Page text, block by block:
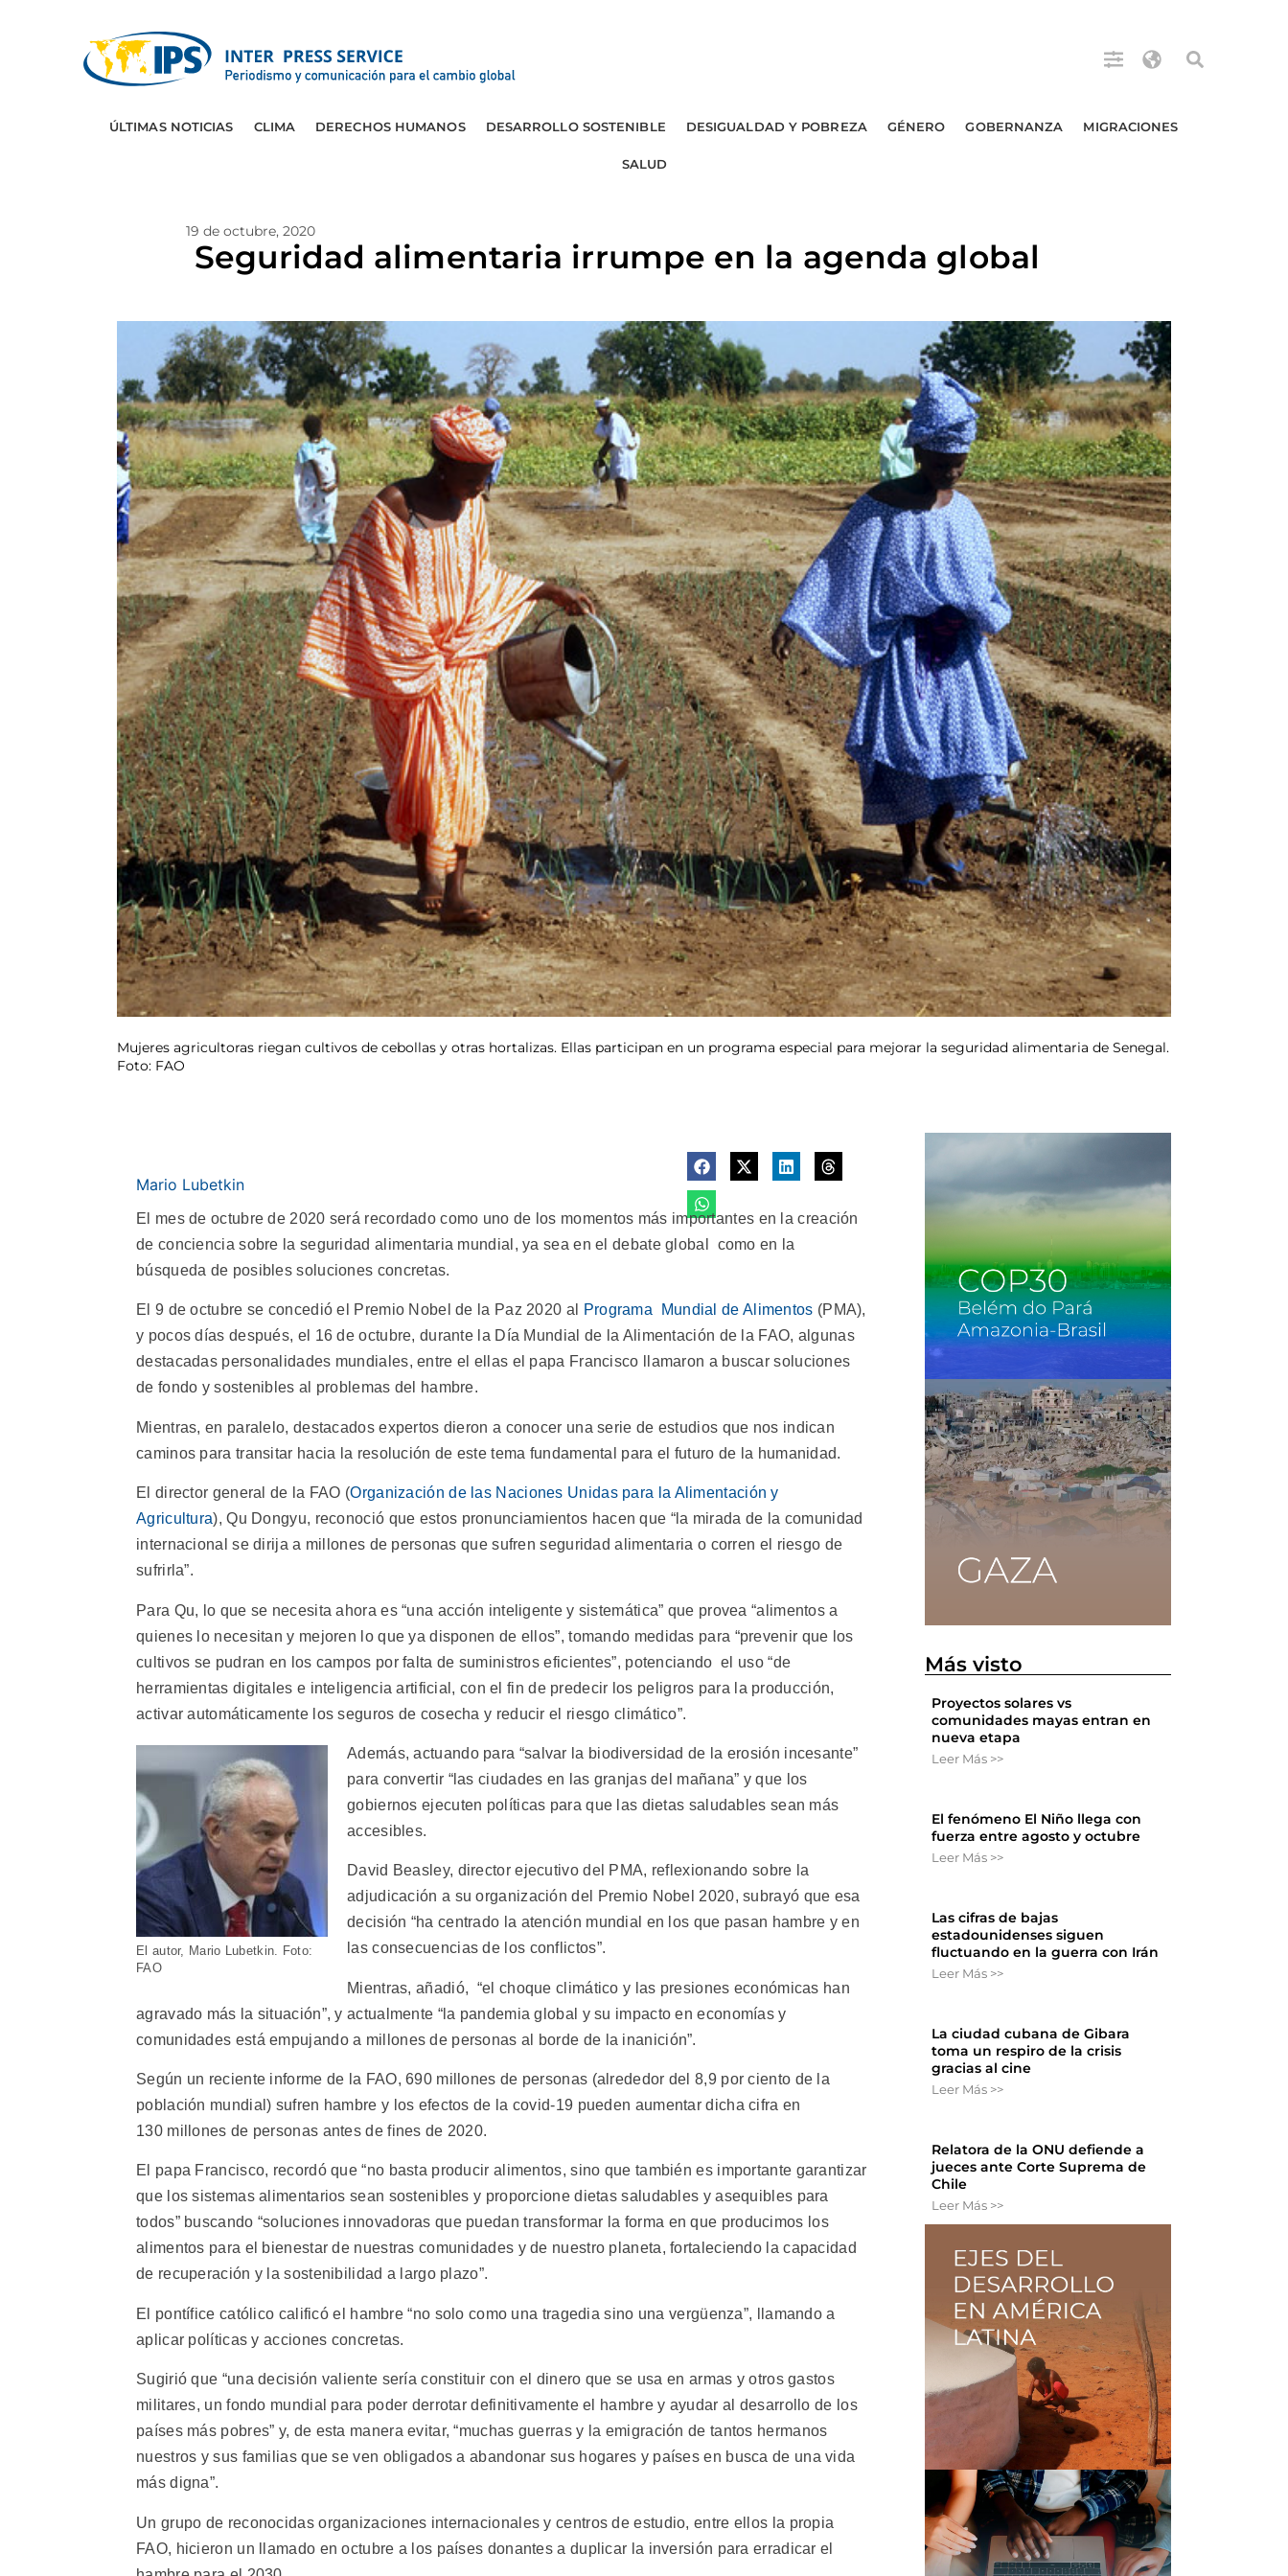
ÚLTIMAS NOTICIAS CLIMA DERECHOS HUMANOS DESARROLLO SOSTENIBLE DESIGUALDAD Y POBREZA GÉNERO GOBERNANZA MIGRACIONES
SALUD
19 de octubre, 2020
Seguridad alimentaria irrumpe en la agenda global
Mujeres agricultoras riegan cultivos de cebollas y otras hortalizas. Ellas participan en un programa especial para mejorar la seguridad alimentaria de Senegal.
Foto: FAO
Mario Lubetkin
El mes de octubre de 2020 será recordado como uno de los momentos más importantes en la creación
de conciencia sobre la seguridad alimentaria mundial, ya sea en el debate global como en la
búsqueda de posibles soluciones concretas.
El 9 de octubre se concedió el Premio Nobel de la Paz 2020 al Programa Mundial de Alimentos (PMA),
y pocos días después, el 16 de octubre, durante la Día Mundial de la Alimentación de la FAO, algunas
destacadas personalidades mundiales, entre el ellas el papa Francisco llamaron a buscar soluciones
de fondo y sostenibles al problemas del hambre.
Mientras, en paralelo, destacados expertos dieron a conocer una serie de estudios que nos indican
caminos para transitar hacia la resolución de este tema fundamental para el futuro de la humanidad.
El director general de la FAO (Organización de las Naciones Unidas para la Alimentación y
Agricultura), Qu Dongyu, reconoció que estos pronunciamientos hacen que “la mirada de la comunidad
internacional se dirija a millones de personas que sufren seguridad alimentaria o corren el riesgo de
sufrirla”.
Para Qu, lo que se necesita ahora es “una acción inteligente y sistemática” que provea “alimentos a
quienes lo necesitan y mejoren lo que ya disponen de ellos”, tomando medidas para “prevenir que los
cultivos se pudran en los campos por falta de suministros eficientes”, potenciando el uso “de
herramientas digitales e inteligencia artificial, con el fin de predecir los peligros para la producción,
activar automáticamente los seguros de cosecha y reducir el riesgo climático”.
El autor, Mario Lubetkin. Foto:
FAO
Además, actuando para “salvar la biodiversidad de la erosión incesante”
para convertir “las ciudades en las granjas del mañana” y que los
gobiernos ejecuten políticas para que las dietas saludables sean más
accesibles.
David Beasley, director ejecutivo del PMA, reflexionando sobre la
adjudicación a su organización del Premio Nobel 2020, subrayó que esa
decisión “ha centrado la atención mundial en los que pasan hambre y en
las consecuencias de los conflictos”.
Mientras, añadió, “el choque climático y las presiones económicas han
agravado más la situación”, y actualmente “la pandemia global y su impacto en economías y
comunidades está empujando a millones de personas al borde de la inanición”.
Según un reciente informe de la FAO, 690 millones de personas (alrededor del 8,9 por ciento de la
población mundial) sufren hambre y los efectos de la covid-19 pueden aumentar dicha cifra en
130 millones de personas antes de fines de 2020.
El papa Francisco, recordó que “no basta producir alimentos, sino que también es importante garantizar
que los sistemas alimentarios sean sostenibles y proporcione dietas saludables y asequibles para
todos” buscando “soluciones innovadoras que puedan transformar la forma en que producimos los
alimentos para el bienestar de nuestras comunidades y de nuestro planeta, fortaleciendo la capacidad
de recuperación y la sostenibilidad a largo plazo”.
El pontífice católico calificó el hambre “no solo como una tragedia sino una vergüenza”, llamando a
aplicar políticas y acciones concretas.
Sugirió que “una decisión valiente sería constituir con el dinero que se usa en armas y otros gastos
militares, un fondo mundial para poder derrotar definitivamente el hambre y ayudar al desarrollo de los
países más pobres” y, de esta manera evitar, “muchas guerras y la emigración de tantos hermanos
nuestros y sus familias que se ven obligados a abandonar sus hogares y países en busca de una vida
más digna”.
Un grupo de reconocidas organizaciones internacionales y centros de estudio, entre ellos la propia
FAO, hicieron un llamado en octubre a los países donantes a duplicar la inversión para erradicar el
Más visto
Proyectos solares vs
comunidades mayas entran en
nueva etapa
Leer Más >>
El fenómeno El Niño llega con
fuerza entre agosto y octubre
Leer Más >>
Las cifras de bajas
estadounidenses siguen
fluctuando en la guerra con Irán
Leer Más >>
La ciudad cubana de Gibara
toma un respiro de la crisis
gracias al cine
Leer Más >>
Relatora de la ONU defiende a
jueces ante Corte Suprema de
Chile
Leer Más >>